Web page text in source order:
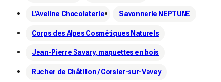
L'Aveline Chocolaterie Savonnerie NEPTUNE
Corps des Alpes Cosmétiques Naturels
Jean-Pierre Savary, maquettes en bois
Rucher de Châtillon / Corsier-sur-Vevey